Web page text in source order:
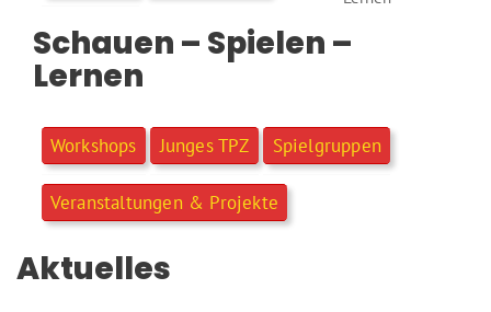
Schauen – Spielen –
Lernen
Workshops Junges TPZ Spielgruppen
Veranstaltungen & Projekte
Aktuelles